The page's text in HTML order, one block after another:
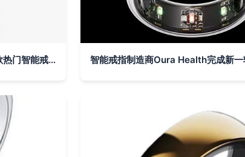
智能指环新潮流 NOD领衔，近期多款热门智能戒指一览